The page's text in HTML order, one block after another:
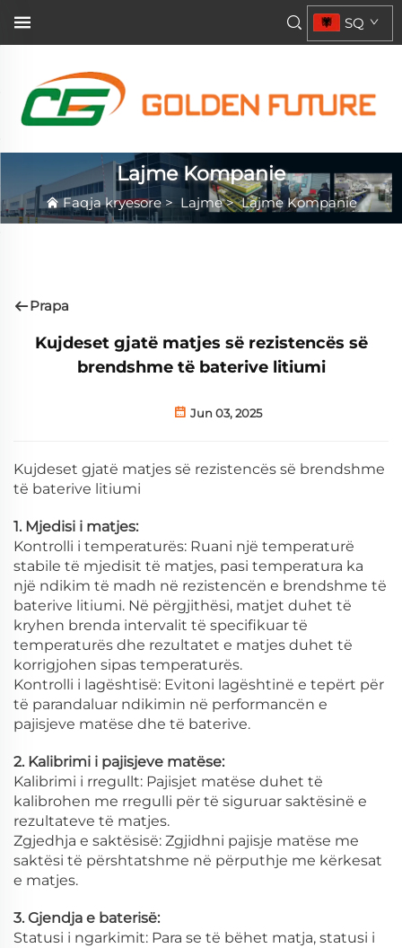
SQ
Lajme Kompanie
Faqja kryesore> Lajme>Lajme Kompanie
Prapa
Kujdeset gjatë matjes së rezistencës së
brendshme të baterive litiumi
Jun 03, 2025
Kujdeset gjatë matjes së rezistencës së brendshme
të baterive litiumi
1. Mjedisi i matjes:
Kontrolli i temperaturës: Ruani një temperaturë
stabile të mjedisit të matjes, pasi temperatura ka
një ndikim të madh në rezistencën e brendshme të
baterive litiumi. Në përgjithësi, matjet duhet të
kryhen brenda intervalit të specifikuar të
temperaturës dhe rezultatet e matjes duhet të
korrigjohen sipas temperaturës.
Kontrolli i lagështisë: Evitoni lagështinë e tepërt për
të parandaluar ndikimin në performancën e
pajisjeve matëse dhe të baterive.
2. Kalibrimi i pajisjeve matëse:
Kalibrimi i rregullt: Pajisjet matëse duhet të
kalibrohen me rregulli për të siguruar saktësinë e
rezultateve të matjes.
Zgjedhja e saktësisë: Zgjidhni pajisje matëse me
saktësi të përshtatshme në përputhje me kërkesat
e matjes.
3. Gjendja e baterisë:
Statusi i ngarkimit: Para se të bëhet matja, statusi i